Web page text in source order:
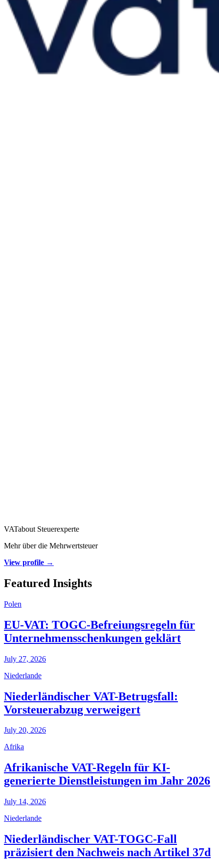
VATabout Steuerexperte
Mehr über die Mehrwertsteuer
View profile →
Featured Insights
Polen
EU-VAT: TOGC-Befreiungsregeln für
Unternehmensschenkungen geklärt
July 27, 2026
Niederlande
Niederländischer VAT-Betrugsfall:
Vorsteuerabzug verweigert
July 20, 2026
Afrika
Afrikanische VAT-Regeln für KI-
generierte Dienstleistungen im Jahr 2026
July 14, 2026
Niederlande
Niederländischer VAT-TOGC-Fall
präzisiert den Nachweis nach Artikel 37d